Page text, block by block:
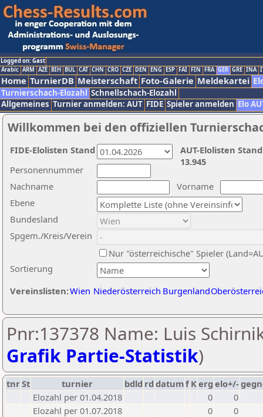
Logged on: Gast
Arabic ARM AZE BIH BUL CAT CHN CRO CZE DEN ENG ESP FAI FIN FRA GER GRE INA
Home TurnierDB Meisterschaft Foto-Galerie Meldekartei
Turnierschach-Elozahl Schnellschach-Elozahl
Allgemeines Turnier anmelden: AUT FIDE Spieler anmelden Elo
Willkommen bei den offiziellen
Nachname
Vorname
Ebene
Sortierung
Personennummer
Bundesland
Spgem./Kreis/Verein
Nur "österreichische" Spieler
Vereinslisten:Wien Niederösterreich Burgenland
AUT-Elolisten
13.945
FIDE-Elolisten Stand
Pnr:137378 Name: Luis
Grafik Partie-Statistik)
tnrSt turnier bdld rd datumf Kerg elo+/-
Elozahl per 01.04.2018
0
0
Elozahl per 01.07.2018
0
0